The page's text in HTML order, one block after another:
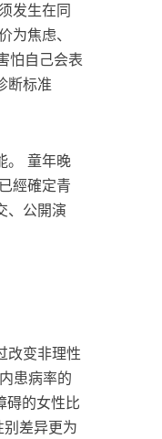
发生在同
为焦虑、
怕自己会表
断标准
。 童年晚
經確定青
、公開演
改变非理性
患病率的
碍的女性比
差异更为